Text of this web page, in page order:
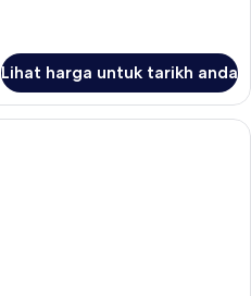
Lihat harga untuk tarikh anda
Peti besi dalam bilik, meja, kalis